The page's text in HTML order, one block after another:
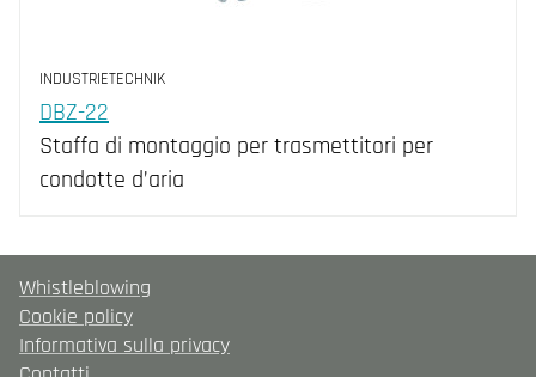
INDUSTRIETECHNIK
DBZ-22
Staffa di montaggio per trasmettitori per
condotte d’aria
Whistleblowing
Cookie policy
Informativa sulla privacy